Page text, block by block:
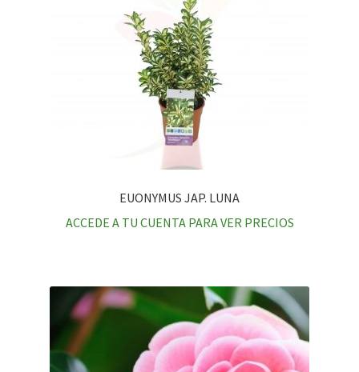
EUONYMUS JAP. LUNA
ACCEDE A TU CUENTA PARA VER PRECIOS